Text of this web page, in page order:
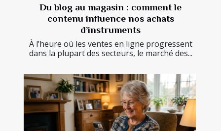
Du blog au magasin : comment le
contenu influence nos achats
d’instruments
À l’heure où les ventes en ligne progressent
dans la plupart des secteurs, le marché des...